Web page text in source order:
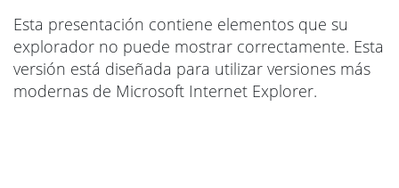
Esta presentación contiene elementos que su
explorador no puede mostrar correctamente. Esta
versión está diseñada para utilizar versiones más
modernas de Microsoft Internet Explorer.